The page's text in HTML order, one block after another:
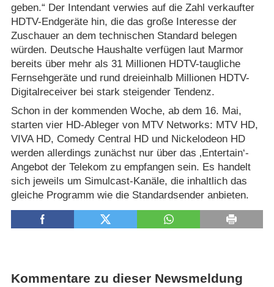
geben.“ Der Intendant verwies auf die Zahl verkaufter
HDTV-Endgeräte hin, die das große Interesse der
Zuschauer an dem technischen Standard belegen
würden. Deutsche Haushalte verfügen laut Marmor
bereits über mehr als 31 Millionen HDTV-taugliche
Fernsehgeräte und rund dreieinhalb Millionen HDTV-
Digitalreceiver bei stark steigender Tendenz.
Schon in der kommenden Woche, ab dem 16. Mai,
starten vier HD-Ableger von MTV Networks: MTV HD,
VIVA HD, Comedy Central HD und Nickelodeon HD
werden allerdings zunächst nur über das ‚Entertain‘-
Angebot der Telekom zu empfangen sein. Es handelt
sich jeweils um Simulcast-Kanäle, die inhaltlich das
gleiche Programm wie die Standardsender anbieten.
Kommentare zu dieser Newsmeldung